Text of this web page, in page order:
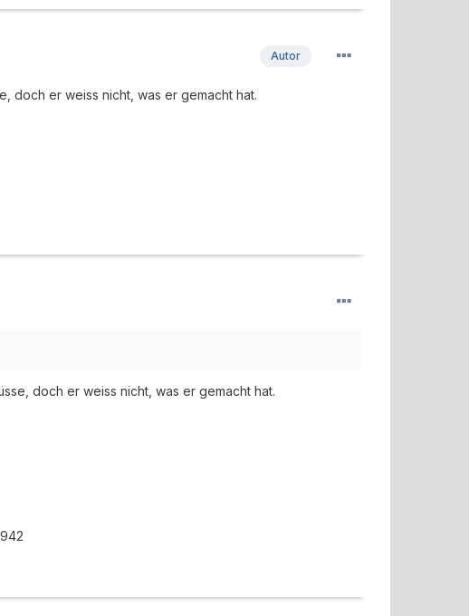
Autor
doch er weiss nicht, was er gemacht hat.
doch er weiss nicht, was er gemacht hat.